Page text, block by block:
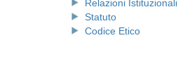
Relazioni Istituzionali
Statuto
Codice Etico